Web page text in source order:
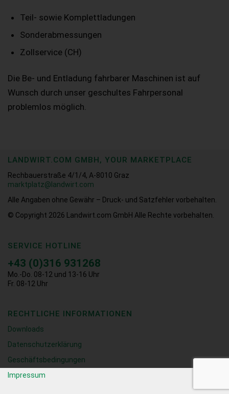
Teil- sowie Komplettladungen
Sonderabmessungen
Zollservice (CH)
Die Be- und Entladung fahrbarer Maschinen ist auf
Wunsch durch unser geschultes Fahrpersonal
problemlos möglich.
LANDWIRT.COM GMBH, YOUR MARKETPLACE
Rechbauerstraße 4/1/4, A-8010 Graz
marktplatz@landwirt.com
Alle Angaben ohne Gewähr – Druck- und Satzfehler vorbehalten.
© Copyright 2026
Landwirt.com GmbH Alle Rechte vorbehalten.
SERVICE HOTLINE
+43 (0)316 931268
Mo.-Do. 08-12 und 13-16 Uhr
Fr. 08-12 Uhr
RECHTLICHE INFORMATIONEN
Downloads
Datenschutzerklärung
Geschäftsbedingungen
Impressum